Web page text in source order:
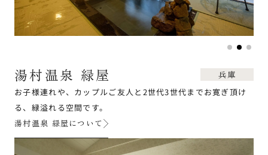
湯村温泉 緑屋
兵庫
お子様連れや、カップルご友人と2世代3世代までお寛ぎ頂け
る、緑溢れる空間です。
湯村温泉 緑屋について